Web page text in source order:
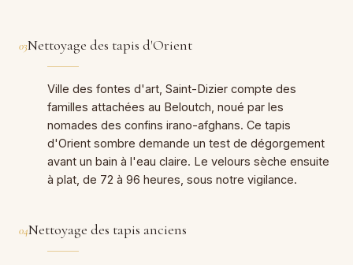
03Nettoyage des tapis d'Orient
Ville des fontes d'art, Saint-Dizier compte des
familles attachées au Beloutch, noué par les
nomades des confins irano-afghans. Ce tapis
d'Orient sombre demande un test de dégorgement
avant un bain à l'eau claire. Le velours sèche ensuite
à plat, de 72 à 96 heures, sous notre vigilance.
04Nettoyage des tapis anciens